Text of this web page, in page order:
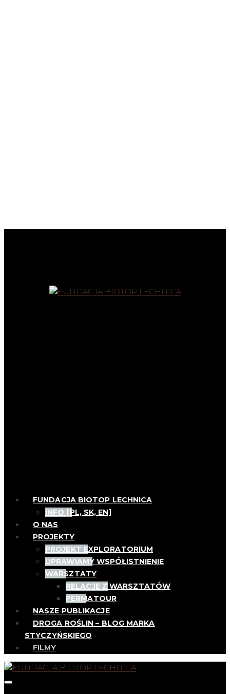
FUNDACJA BIOTOP LECHNICA
INFO [PL, SK, EN]
O NAS
PROJEKTY
PROJEKT EXPLORATORIUM
UPRAWIAMY WSPÓŁISTNIENIE
WARSZTATY
RELACJE Z WARSZTATÓW
PERMATOUR
NASZE PUBLIKACJE
DROGA ROŚLIN – BLOG MARKA
STYCZYŃSKIEGO
FILMY